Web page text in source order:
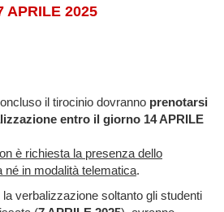
APRILE 2025
il tirocinio dovranno prenotarsi
entro il giorno 14 APRILE
è richiesta la presenza dello
né in modalità telematica.
verbalizzazione soltanto gli studenti